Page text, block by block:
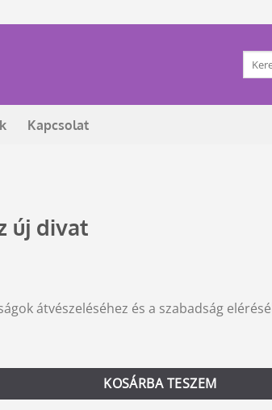
Keresés
Kapcsolat
új divat
átvészeléséhez és a szabadság
KOSÁRBA TESZEM